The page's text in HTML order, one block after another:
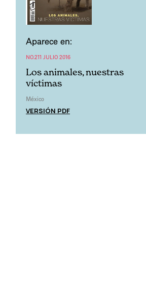
Aparece en:
NO.211 JULIO 2016
Los animales, nuestras
víctimas
México
VERSIÓN PDF